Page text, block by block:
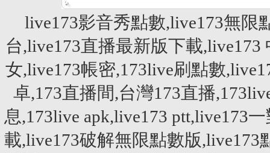
live173影音秀點數,live173無限
台,live173直播最新版下載,live173
女,live173帳密,173live刷點數
卓,173直播間,台灣173直播
息,173live apk,live173 ptt,live173
載,live173破解無限點數版